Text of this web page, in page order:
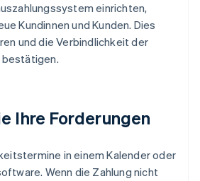
einrichten,
Kundinnen und Kunden. Dies
und die Verbindlichkeit der
bestätigen.
Ihre Forderungen
in einem Kalender oder
Wenn die Zahlung nicht